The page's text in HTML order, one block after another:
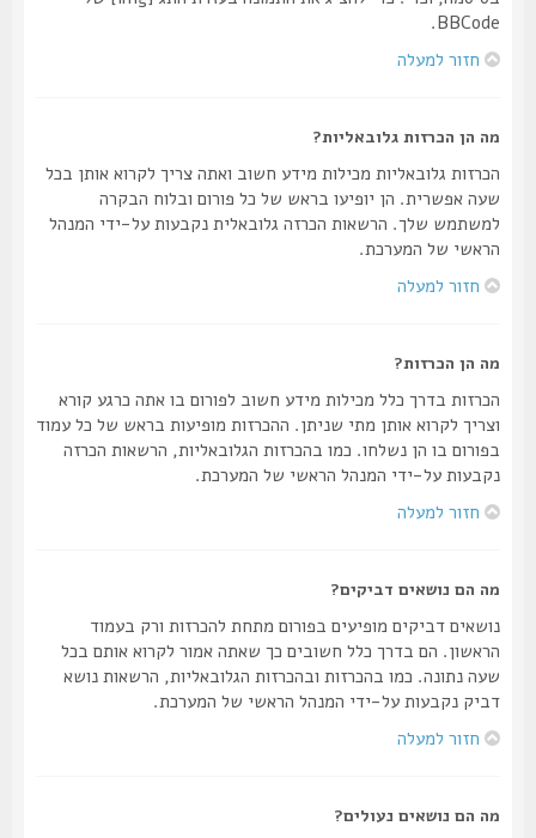
BBCode.
חזור למעלה
מה הן הכרזות גלובאליות?
הכרזות גלובאליות מכילות מידע חשוב ואתה צריך לקרוא אותן בכל
שעה אפשרית. הן יופיעו בראש של כל פורום ובלוח הבקרה
למשתמש שלך. הרשאות הכרזה גלובאלית נקבעות על-ידי המנהל
הראשי של המערכת.
חזור למעלה
מה הן הכרזות?
הכרזות בדרך כלל מכילות מידע חשוב לפורום בו אתה כרגע קורא
וצריך לקרוא אותן מתי שניתן. ההכרזות מופיעות בראש של כל עמוד
בפורום בו הן נשלחו. כמו בהכרזות הגלובאליות, הרשאות הכרזה
נקבעות על-ידי המנהל הראשי של המערכת.
חזור למעלה
מה הם נושאים דביקים?
נושאים דביקים מופיעים בפורום מתחת להכרזות ורק בעמוד
הראשון. הם בדרך כלל חשובים כך שאתה אמור לקרוא אותם בכל
שעה נתונה. כמו בהכרזות ובהכרזות הגלובאליות, הרשאות נושא
דביק נקבעות על-ידי המנהל הראשי של המערכת.
חזור למעלה
מה הם נושאים נעולים?